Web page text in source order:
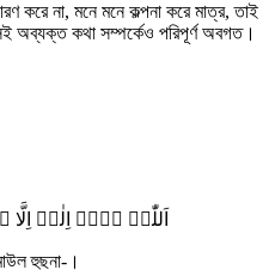
করে না, মনে মনে কল্পনা করে মাত্র, তাই
অব্যক্ত কথা সম্পর্কেও পরিপূর্ণ অবগত।
اَللّٰہُ لَاۤ اِلٰہَ
হুছনা-।